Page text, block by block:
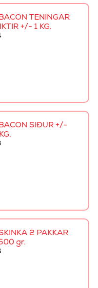
TENINGAR
+/- 1 KG.
SÍÐUR +/-
2 PAKKAR
gr.